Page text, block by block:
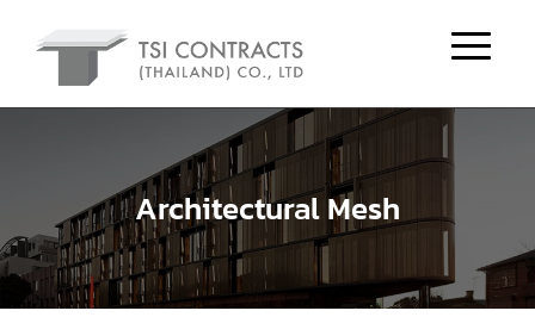
Architectural Mesh